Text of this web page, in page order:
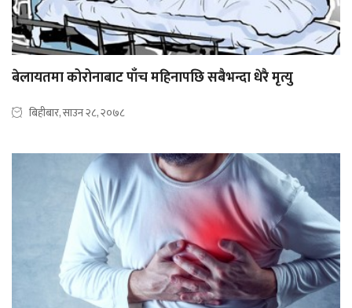
बेलायतमा कोरोनाबाट पाँच महिनापछि सबैभन्दा धेरै मृत्यु
बिहीबार, साउन २८, २०७८